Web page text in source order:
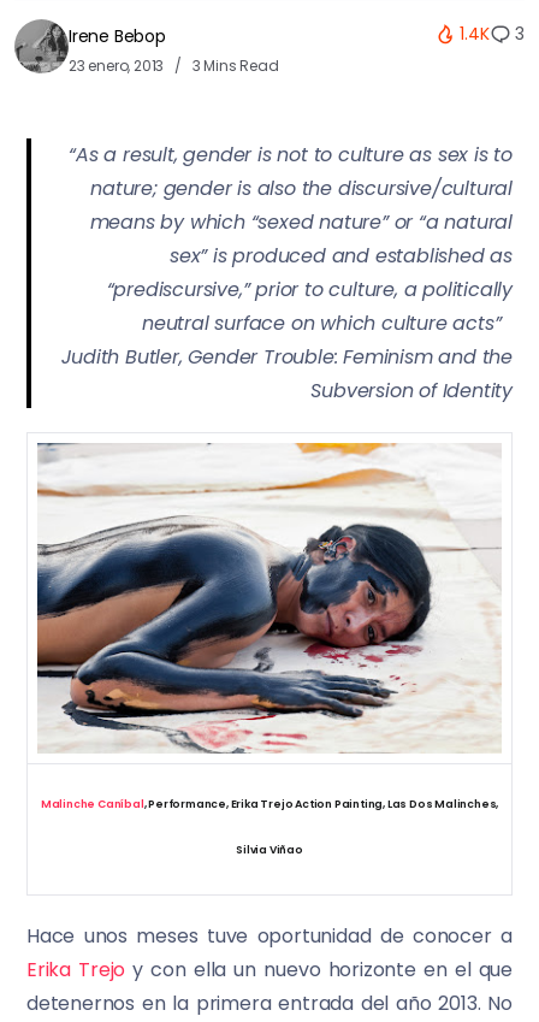
Irene Bebop
23 enero, 2013 3 Mins Read
1.4K 3
“As a result, gender is not to culture as sex is to
nature; gender is also the discursive/cultural
means by which “sexed nature” or “a natural
sex” is produced and established as
“prediscursive,” prior to culture, a politically
neutral surface on which culture acts”
Judith Butler, Gender Trouble: Feminism and the
Subversion of Identity
Malinche Caníbal, Performance, Erika Trejo Action Painting, Las Dos Malinches,
Silvia Viñao
Hace unos meses tuve oportunidad de conocer a
Erika Trejo y con ella un nuevo horizonte en el que
detenernos en la primera entrada del año 2013. No